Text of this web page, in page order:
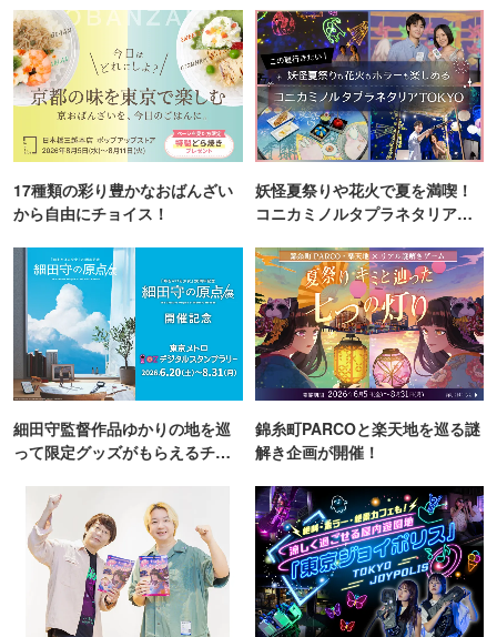
17種類の彩り豊かなおばんざい
から自由にチョイス！
妖怪夏祭りや花火で夏を満喫！
コニカミノルタプラネタリア
細田守監督作品ゆかりの地を巡
って限定グッズがもらえるチャ
錦糸町PARCOと楽天地を巡る謎
解き企画が開催！